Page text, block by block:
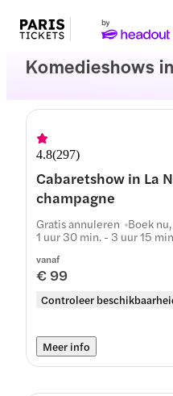
Komedieshows
4.8(297)
Cabaretshow in La
champagne
vanaf
€ 99
Controleer
Gratis annuleren Boek
1 uur 30 min. - 3 uur 15
Meer info